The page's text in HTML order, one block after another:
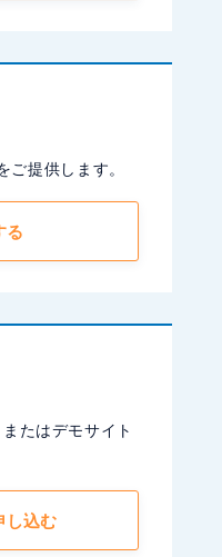
提供します。
る
たはデモサイト
し込む